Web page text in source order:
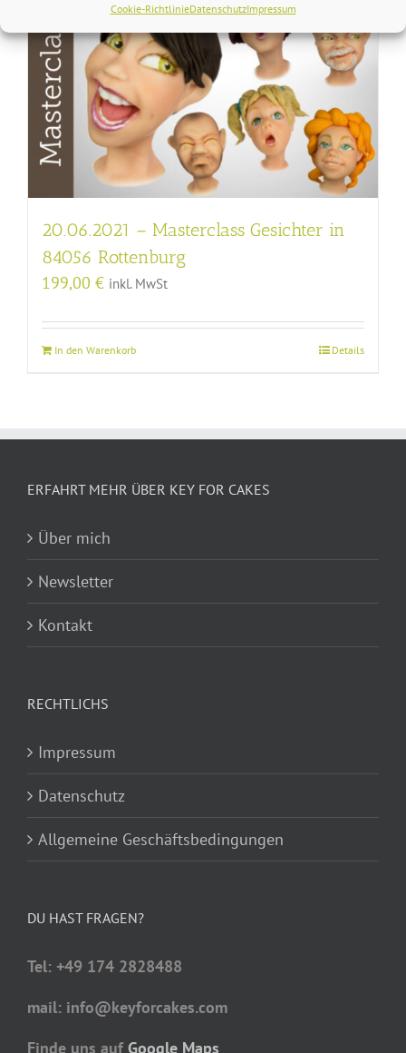
Cookie-RichtlinieDatenschutzImpressum
20.06.2021 – Masterclass Gesichter in
84056 Rottenburg
199,00 € inkl. MwSt
In den Warenkorb Details
ERFAHRT MEHR ÜBER KEY FOR CAKES
Über mich
Newsletter
Kontakt
RECHTLICHS
Impressum
Datenschutz
Allgemeine Geschäftsbedingungen
DU HAST FRAGEN?
Tel: +49 174 2828488
mail: info@keyforcakes.com
Finde uns auf Google Maps